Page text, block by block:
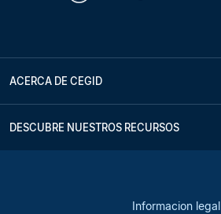
ACERCA DE CEGID
DESCUBRE NUESTROS RECURSOS
Informacion legal